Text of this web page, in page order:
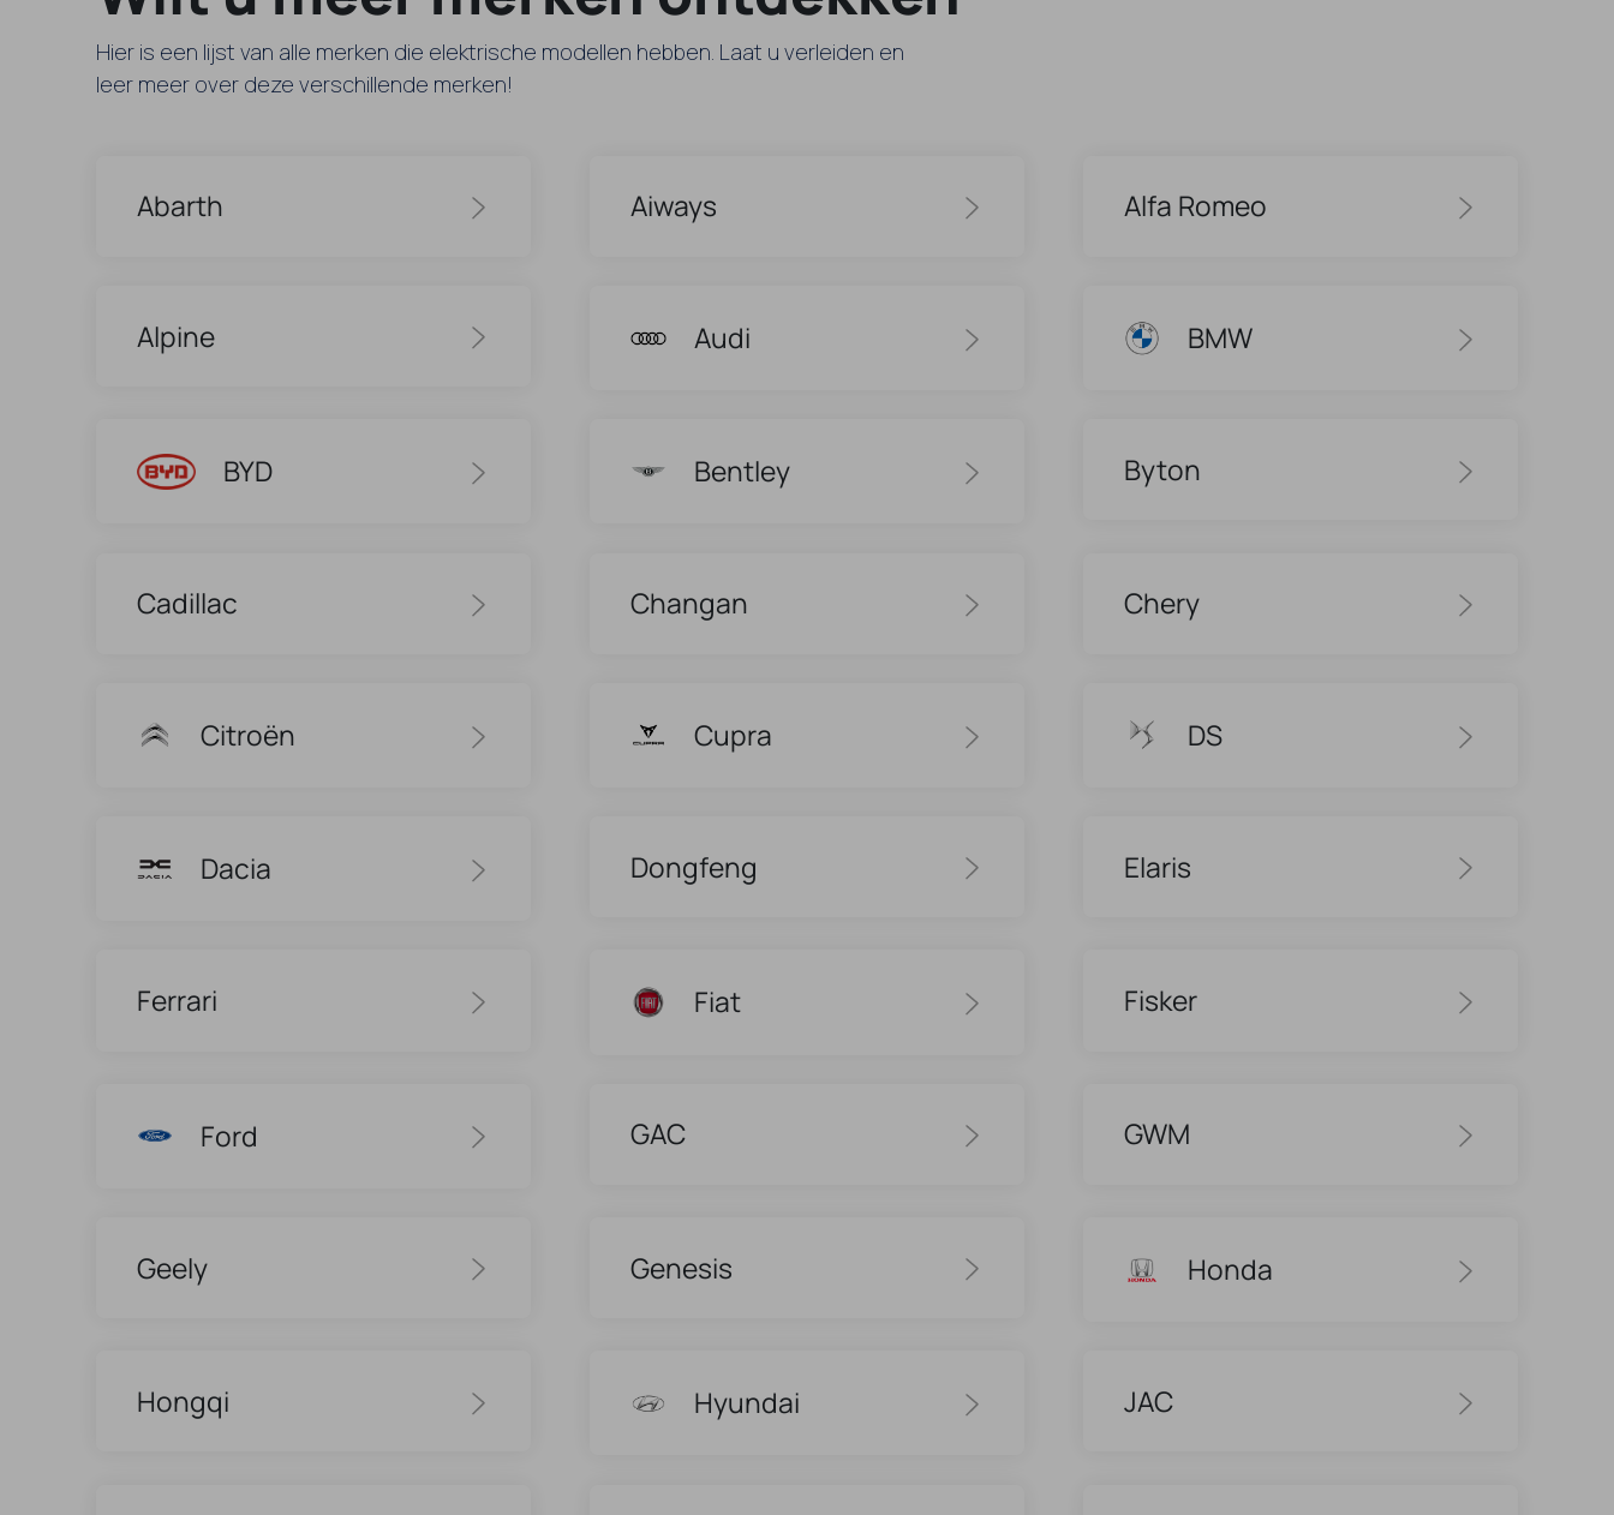
Hier is een lijst van alle merken die elektrische modellen hebben. Laat u verleiden en
leer meer over deze verschillende merken!
Abarth Aiways Alfa Romeo
Alpine Audi BMW
BYD Bentley Byton
Cadillac Changan Chery
Citroën Cupra DS
Dacia Dongfeng Elaris
Ferrari Fiat Fisker
Ford GAC GWM
Geely Genesis Honda
Hongqi Hyundai JAC